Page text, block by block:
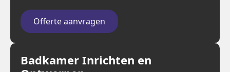
Offerte aanvragen
Badkamer Inrichten en